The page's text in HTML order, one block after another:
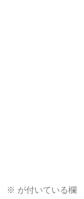
※ が付いている欄